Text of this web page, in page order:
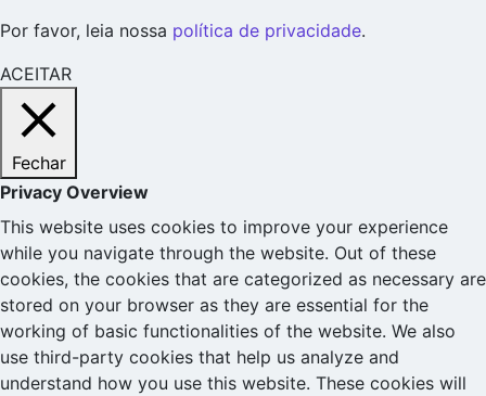
Por favor, leia nossa política de privacidade.
ACEITAR
Fechar
Privacy Overview
This website uses cookies to improve your experience
while you navigate through the website. Out of these
cookies, the cookies that are categorized as necessary are
stored on your browser as they are essential for the
working of basic functionalities of the website. We also
use third-party cookies that help us analyze and
understand how you use this website. These cookies will